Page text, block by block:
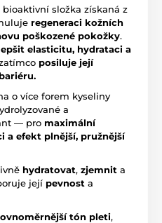
bioaktivní složka získaná z
regeneraci kožních
poškozené pokožky.
elasticitu, hydrataci a
posiluje její
o více forem kyseliny
a
— pro maximální
a efekt plnější, pružnější
hydratovat, zjemnit a
její pevnost a
tón pleti,